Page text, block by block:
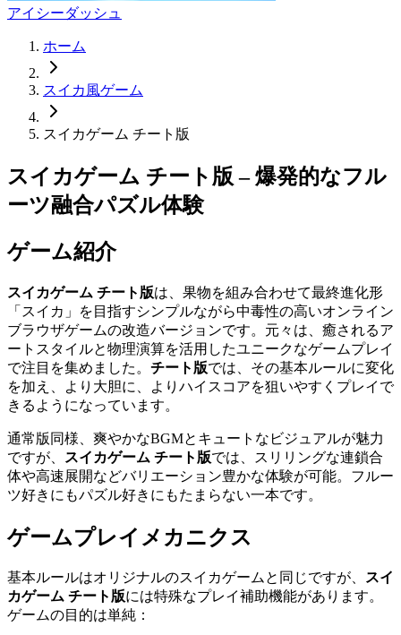
アイシーダッシュ
ホーム
スイカ風ゲーム
スイカゲーム チート版
スイカゲーム チート版 – 爆発的なフル
ーツ融合パズル体験
ゲーム紹介
スイカゲーム チート版は、果物を組み合わせて最終進化形
「スイカ」を目指すシンプルながら中毒性の高いオンライン
ブラウザゲームの改造バージョンです。元々は、癒されるア
ートスタイルと物理演算を活用したユニークなゲームプレイ
で注目を集めました。 チート版では、その基本ルールに変化
を加え、より大胆に、よりハイスコアを狙いやすくプレイで
きるようになっています。
通常版同様、爽やかなBGMとキュートなビジュアルが魅力
ですが、
スイカゲーム チート版では、スリリングな連鎖合
体や高速展開などバリエーション豊かな体験が可能。フルー
ツ好きにもパズル好きにもたまらない一本です。
ゲームプレイメカニクス
基本ルールはオリジナルのスイカゲームと同じですが、 スイ
カゲーム チート版には特殊なプレイ補助機能があります。
ゲームの目的は単純：